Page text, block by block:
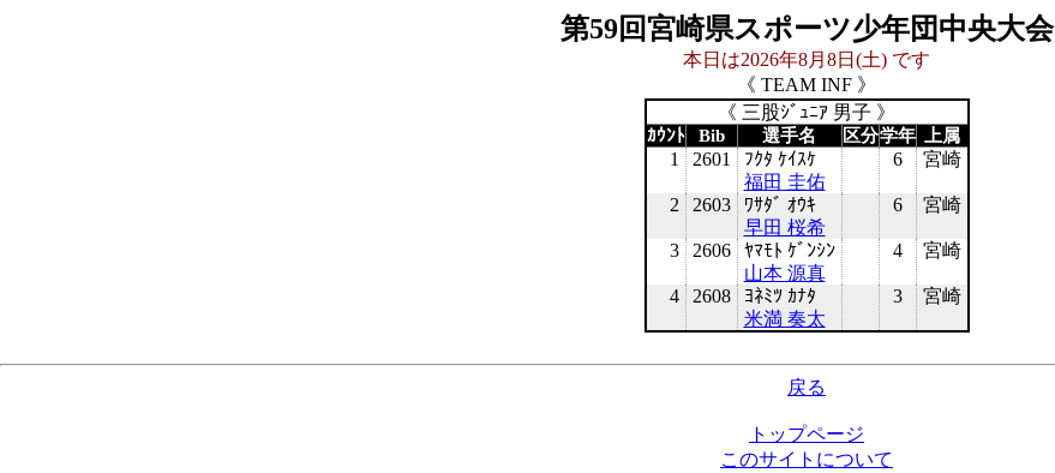
第59回宮崎県スポーツ少年団中央大会
本日は2026年8月8日(土) です
《 TEAM INF 》
《 三股ｼﾞｭﾆｱ 男子 》
ｶｳﾝﾄ Bib 選手名 区分学年 上属
1 2601
ﾌｸﾀ ｹｲｽｹ
福田 圭佑
6 宮崎
2 2603
ﾜｻﾀﾞ ｵｳｷ
早田 桜希
6 宮崎
3 2606
ﾔﾏﾓﾄ ｹﾞﾝｼﾝ
山本 源真
4 宮崎
4 2608
ﾖﾈﾐﾂ ｶﾅﾀ
米満 奏太
3 宮崎
戻る
トップページ
このサイトについて